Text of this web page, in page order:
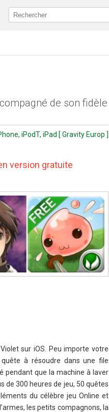
de son fidèle
iPodT, iPad [ Gravity Europ ]
version gratuite
sur iOS. Peu importe votre
à résoudre dans une file
pendant que la machine à laver
de 300 heures de jeu, 50 quêtes
du célèbre jeu Online et
les petits compagnons, la